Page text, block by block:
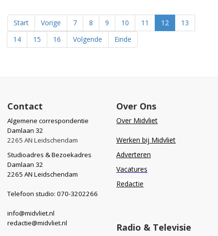
Start Vorige 7 8 9 10 11 12
13
14
15 16 Volgende Einde
Contact
Algemene correspondentie
Damlaan 32
2265 AN Leidschendam
Studioadres & Bezoekadres
Damlaan 32
2265 AN Leidschendam
Telefoon studio: 070-3202266
info@midvliet.nl
redactie@midvliet.nl
Over Ons
Over Midvliet
Werken bij Midvliet
Adverteren
Vacatures
Redactie
Radio & Televisie